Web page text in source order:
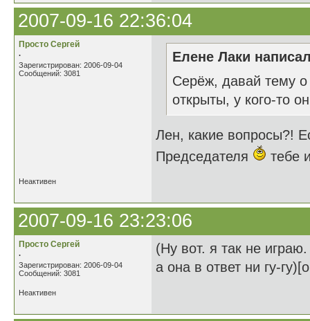
2007-09-16 22:36:04
Просто Сергей
.
Зарегистрирован: 2006-09-04
Сообщений: 3081
Елене Лаки
Серёж, давай тему о
открыты, у кого-то
Лен, какие вопросы?!
Председателя
тебе
Неактивен
2007-09-16 23:23:06
Просто Сергей
.
Зарегистрирован: 2006-09-04
Сообщений: 3081
(Ну вот. я так не
а она в ответ ни гу-
Неактивен